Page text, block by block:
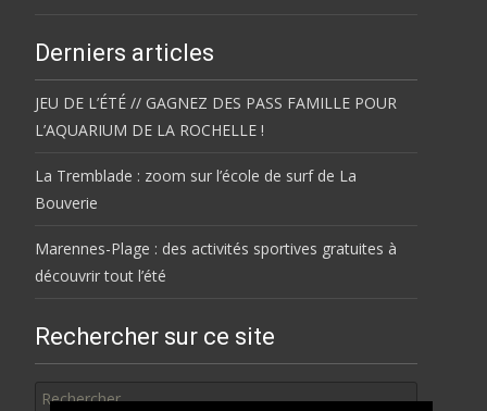
Derniers articles
JEU DE L’ÉTÉ // GAGNEZ DES PASS FAMILLE POUR
L’AQUARIUM DE LA ROCHELLE !
La Tremblade : zoom sur l’école de surf de La
Bouverie
Marennes-Plage : des activités sportives gratuites à
découvrir tout l’été
Rechercher sur ce site